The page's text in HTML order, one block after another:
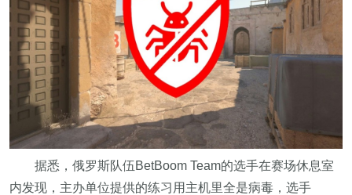
据悉，俄罗斯队伍BetBoom Team的选手在赛场休息室
内发现，主办单位提供的练习用主机里全是病毒，选手